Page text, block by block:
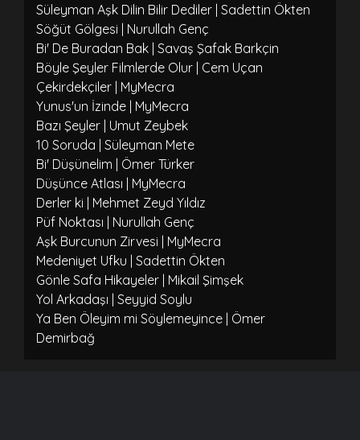
Süleyman Aşk Dilin Bilir Dediler | Sadettin Ökten
Söğüt Gölgesi | Nurullah Genç
Bi' De Buradan Bak | Savaş Şafak Barkçin
Böyle Şeyler Filmlerde Olur | Cem Uçan
Çekirdekçiler | MyMecra
Yunus'un İzinde | MyMecra
Bazı Şeyler | Umut Zeybek
10 Soruda | Süleyman Mete
Bi' Düşünelim | Ömer Türker
Düşünce Atlası | MyMecra
Derler ki | Mehmet Zeyd Yıldız
Püf Noktası | Nurullah Genç
Aşk Burcunun Zirvesi | MyMecra
Medeniyet Ufku | Sadettin Ökten
Gönle Safa Hikayeler | Mikail Şimşek
Yol Arkadaşı | Seyyid Soylu
Ya Ben Öleyim mi Söylemeyince | Ömer
Demirbağ